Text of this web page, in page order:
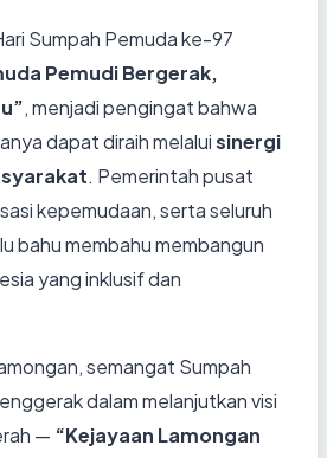
Sumpah Pemuda ke-97
Pemudi Bergerak,
, menjadi pengingat bahwa
dapat diraih melaluisinergi
. Pemerintah pusat
kepemudaan, serta seluruh
bahu membahu membangun
yang inklusif dan
semangat Sumpah
dalam melanjutkan visi
— “Kejayaan Lamongan